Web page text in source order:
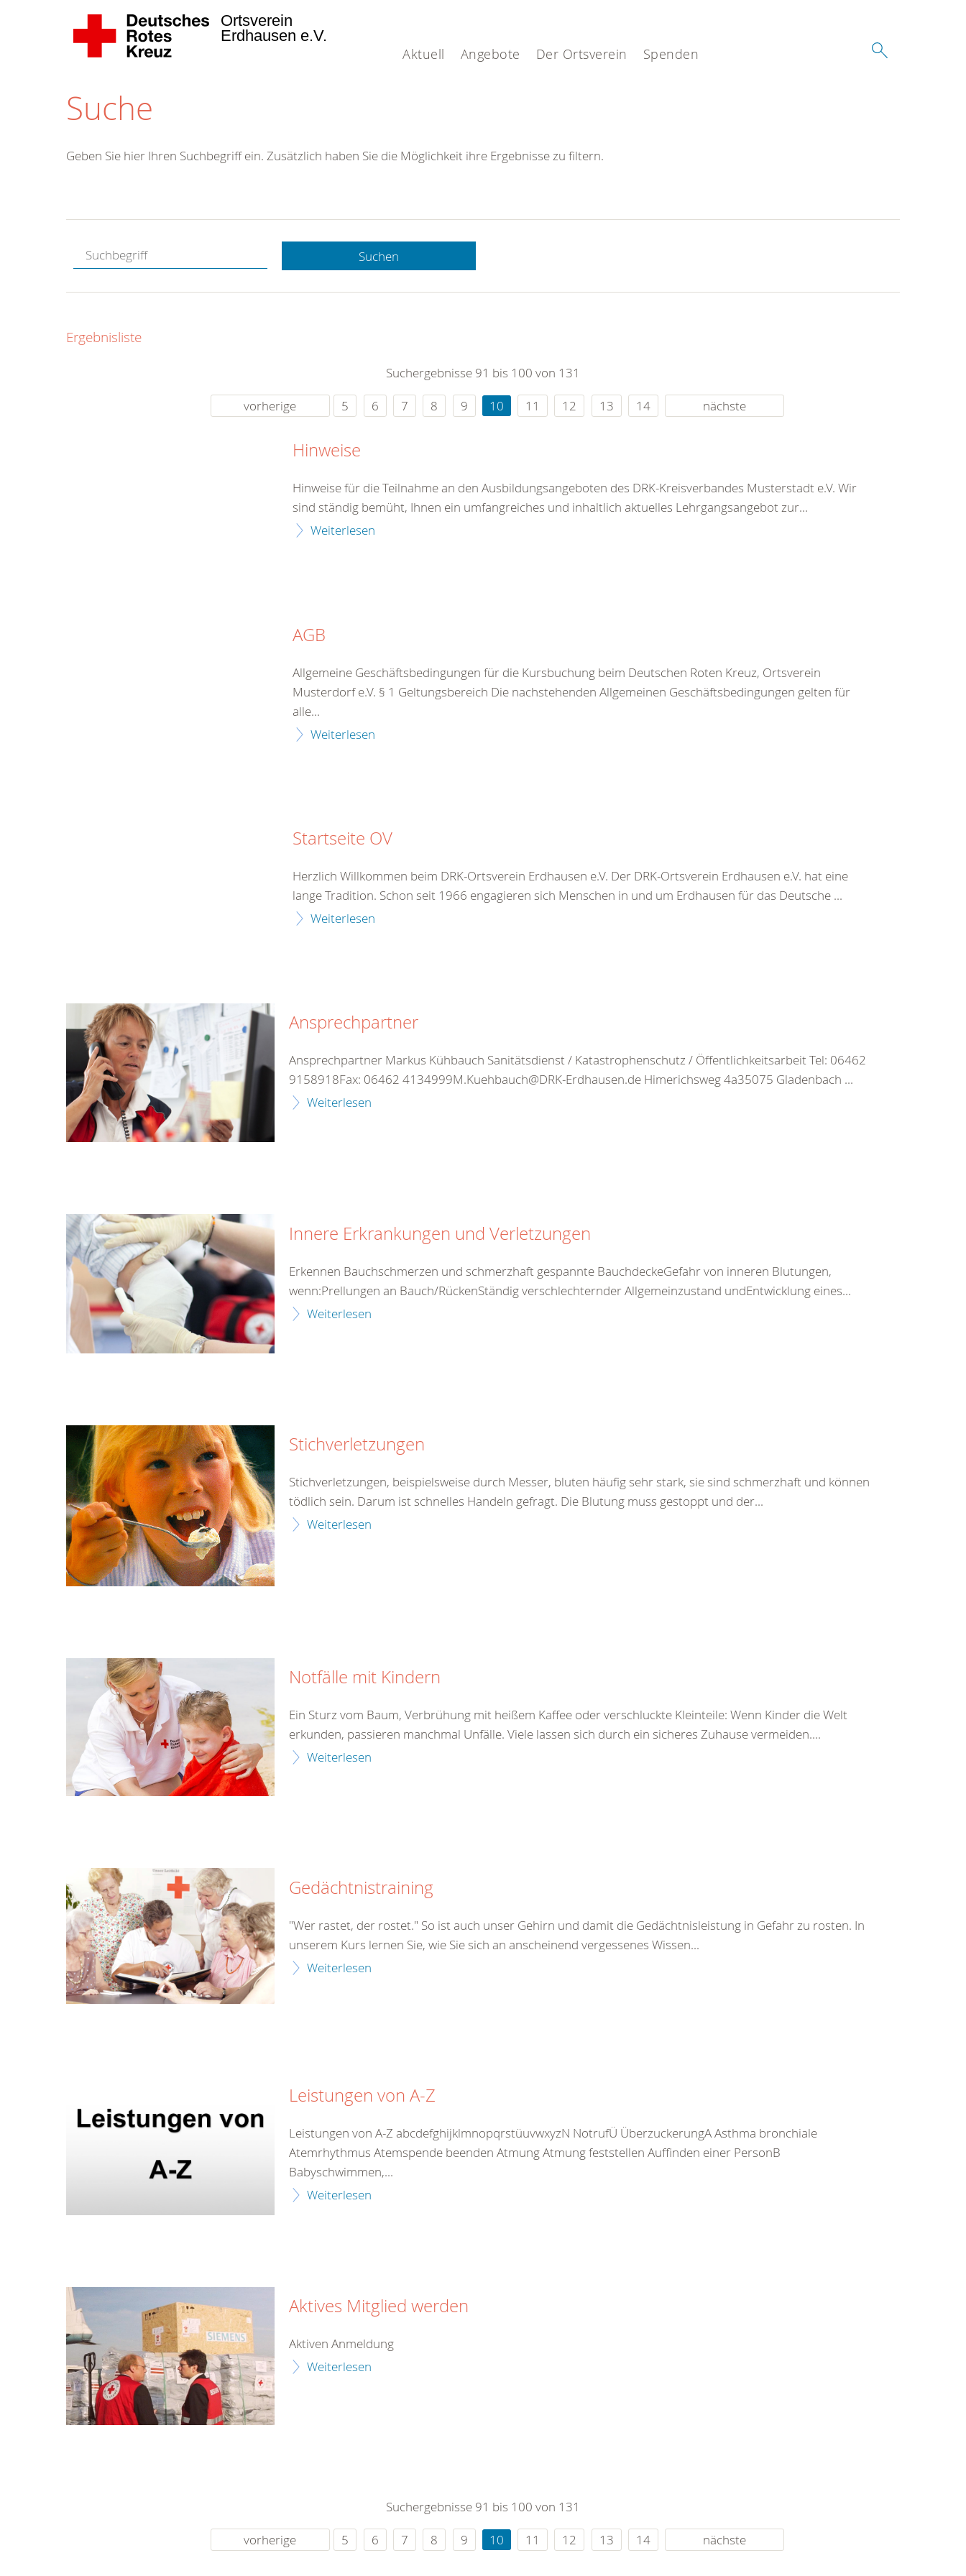
Aktuell Angebote Der Ortsverein Spenden
Ortsverein
Erdhausen e.V.
Suche
Hotline.
gerne.
rund um die Uhr
Geben Sie hier Ihren Suchbegriff ein. Zusätzlich haben Sie die Möglichkeit ihre Ergebnisse zu filtern.
Suchen
Ergebnisliste
Suchergebnisse 91 bis 100 von 131
vorherige
5 6 7 8 9 10 11 12 13 14 nächste
Hinweise
Hinweise für die Teilnahme an den Ausbildungsangeboten des DRK-Kreisverbandes Musterstadt e.V. Wir
sind ständig bemüht, Ihnen ein umfangreiches und inhaltlich aktuelles Lehrgangsangebot zur...
Weiterlesen
AGB
Allgemeine Geschäftsbedingungen für die Kursbuchung beim Deutschen Roten Kreuz, Ortsverein
Musterdorf e.V. § 1 Geltungsbereich Die nachstehenden Allgemeinen Geschäftsbedingungen gelten für
alle...
Weiterlesen
Startseite OV
Herzlich Willkommen beim DRK-Ortsverein Erdhausen e.V. Der DRK-Ortsverein Erdhausen e.V. hat eine
lange Tradition. Schon seit 1966 engagieren sich Menschen in und um Erdhausen für das Deutsche ...
Weiterlesen
Ansprechpartner
Ansprechpartner Markus Kühbauch Sanitätsdienst / Katastrophenschutz / Öffentlichkeitsarbeit Tel: 06462
9158918Fax: 06462 4134999M.Kuehbauch@DRK-Erdhausen.de Himerichsweg 4a35075 Gladenbach ...
Weiterlesen
Innere Erkrankungen und Verletzungen
Erkennen Bauchschmerzen und schmerzhaft gespannte BauchdeckeGefahr von inneren Blutungen,
wenn:Prellungen an Bauch/RückenStändig verschlechternder Allgemeinzustand undEntwicklung eines...
Weiterlesen
Stichverletzungen
Stichverletzungen, beispielsweise durch Messer, bluten häufig sehr stark, sie sind schmerzhaft und können
tödlich sein. Darum ist schnelles Handeln gefragt. Die Blutung muss gestoppt und der...
Weiterlesen
Notfälle mit Kindern
Ein Sturz vom Baum, Verbrühung mit heißem Kaffee oder verschluckte Kleinteile: Wenn Kinder die Welt
erkunden, passieren manchmal Unfälle. Viele lassen sich durch ein sicheres Zuhause vermeiden....
Weiterlesen
Gedächtnistraining
"Wer rastet, der rostet." So ist auch unser Gehirn und damit die Gedächtnisleistung in Gefahr zu rosten. In
unserem Kurs lernen Sie, wie Sie sich an anscheinend vergessenes Wissen...
Weiterlesen
Leistungen von A-Z
Leistungen von A-Z abcdefghijklmnopqrstüuvwxyzN NotrufÜ ÜberzuckerungA Asthma bronchiale
Atemrhythmus Atemspende beenden Atmung Atmung feststellen Auffinden einer PersonB
Babyschwimmen,...
Weiterlesen
Aktives Mitglied werden
Aktiven Anmeldung
Weiterlesen
Suchergebnisse 91 bis 100 von 131
vorherige
5 6 7 8 9 10 11 12 13 14 nächste